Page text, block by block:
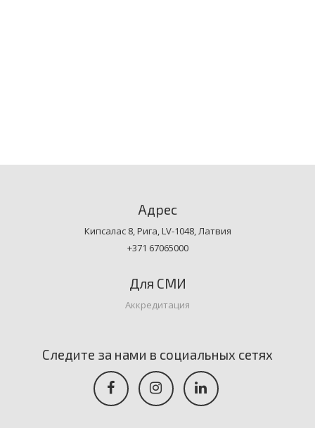
Адрес
Кипсалас 8, Рига, LV-1048, Латвия
+371 67065000
Для СМИ
Аккредитация
Следите за нами в социальных сетях